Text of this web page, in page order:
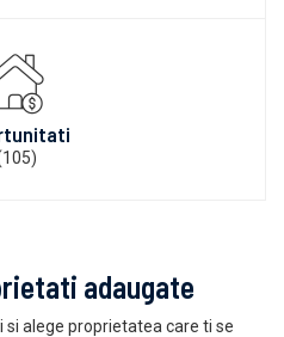
adaugate
alege proprietatea care ti se